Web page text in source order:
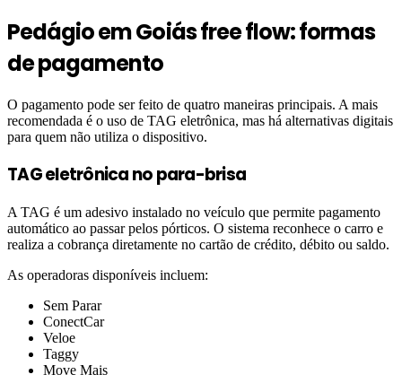
Pedágio em Goiás free flow: formas
de pagamento
O pagamento pode ser feito de quatro maneiras principais. A mais
recomendada é o uso de TAG eletrônica, mas há alternativas digitais
para quem não utiliza o dispositivo.
TAG eletrônica no para-brisa
A TAG é um adesivo instalado no veículo que permite pagamento
automático ao passar pelos pórticos. O sistema reconhece o carro e
realiza a cobrança diretamente no cartão de crédito, débito ou saldo.
As operadoras disponíveis incluem:
Sem Parar
ConectCar
Veloe
Taggy
Move Mais